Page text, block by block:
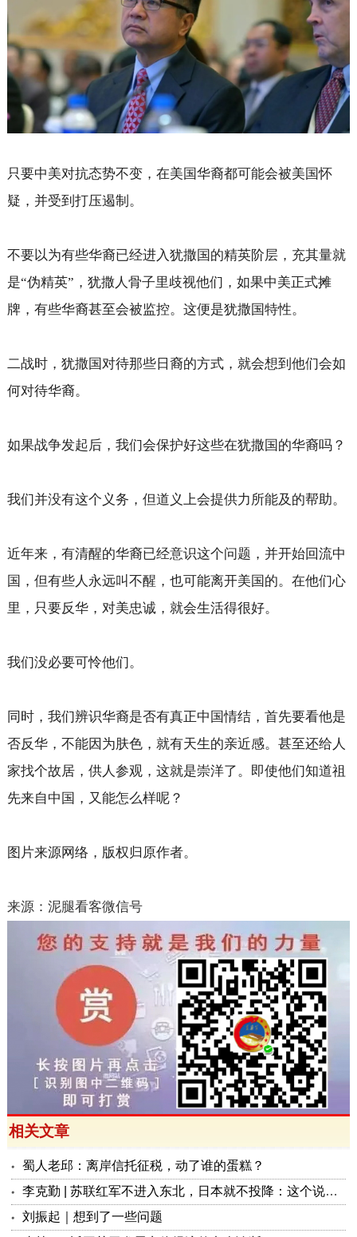
只要中美对抗态势不变，在美国华裔都可能会被美国怀
疑，并受到打压遏制。
不要以为有些华裔已经进入犹撒国的精英阶层，充其量就
是“伪精英”，犹撒人骨子里歧视他们，如果中美正式摊
牌，有些华裔甚至会被监控。这便是犹撒国特性。
二战时，犹撒国对待那些日裔的方式，就会想到他们会如
何对待华裔。
如果战争发起后，我们会保护好这些在犹撒国的华裔吗？
我们并没有这个义务，但道义上会提供力所能及的帮助。
近年来，有清醒的华裔已经意识这个问题，并开始回流中
国，但有些人永远叫不醒，也可能离开美国的。在他们心
里，只要反华，对美忠诚，就会生活得很好。
我们没必要可怜他们。
同时，我们辨识华裔是否有真正中国情结，首先要看他是
否反华，不能因为肤色，就有天生的亲近感。甚至还给人
家找个故居，供人参观，这就是崇洋了。即使他们知道祖
先来自中国，又能怎么样呢？
图片来源网络，版权归原作者。
来源：泥腿看客微信号
相关文章
蜀人老邱：离岸信托征税，动了谁的蛋糕？
李克勤 | 苏联红军不进入东北，日本就不投降：这个说法来自哪里？是否说得通？
刘振起｜想到了一些问题